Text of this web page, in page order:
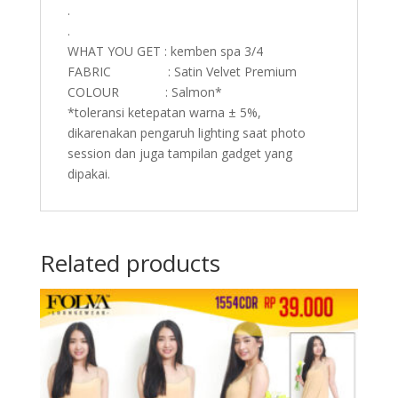
.
.
WHAT YOU GET : kemben spa 3/4
FABRIC : Satin Velvet Premium
COLOUR : Salmon*
*toleransi ketepatan warna ± 5%,
dikarenakan pengaruh lighting saat photo
session dan juga tampilan gadget yang
dipakai.
Related products